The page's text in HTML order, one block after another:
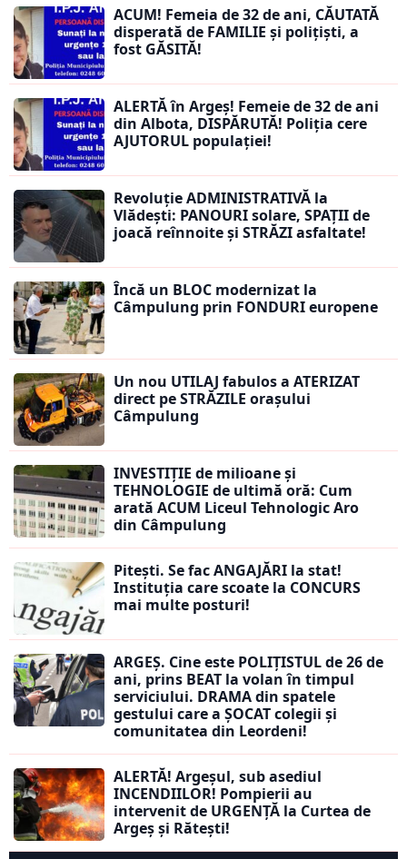
ACUM! Femeia de 32 de ani, CĂUTATĂ
disperată de FAMILIE și polițiști, a
fost GĂSITĂ!
ALERTĂ în Argeș! Femeie de 32 de ani
din Albota, DISPĂRUTĂ! Poliția cere
AJUTORUL populației!
Revoluție ADMINISTRATIVĂ la
Vlădești: PANOURI solare, SPAȚII de
joacă reînnoite și STRĂZI asfaltate!
Încă un BLOC modernizat la
Câmpulung prin FONDURI europene
Un nou UTILAJ fabulos a ATERIZAT
direct pe STRĂZILE orașului
Câmpulung
INVESTIȚIE de milioane și
TEHNOLOGIE de ultimă oră: Cum
arată ACUM Liceul Tehnologic Aro
din Câmpulung
Pitești. Se fac ANGAJĂRI la stat!
Instituția care scoate la CONCURS
mai multe posturi!
ARGEȘ. Cine este POLIȚISTUL de 26 de
ani, prins BEAT la volan în timpul
serviciului. DRAMA din spatele
gestului care a ȘOCAT colegii și
comunitatea din Leordeni!
ALERTĂ! Argeșul, sub asediul
INCENDIILOR! Pompierii au
intervenit de URGENȚĂ la Curtea de
Argeș și Rătești!